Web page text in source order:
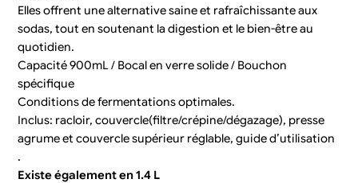
Elles offrent une alternative saine et rafraîchissante aux
sodas, tout en soutenant la digestion et le bien-être au
quotidien.
Capacité 900mL / Bocal en verre solide / Bouchon
spécifique
Conditions de fermentations optimales.
Inclus: racloir, couvercle(filtre/crépine/dégazage), presse
agrume et couvercle supérieur réglable, guide d’utilisation
.
Existe également en 1.4 L